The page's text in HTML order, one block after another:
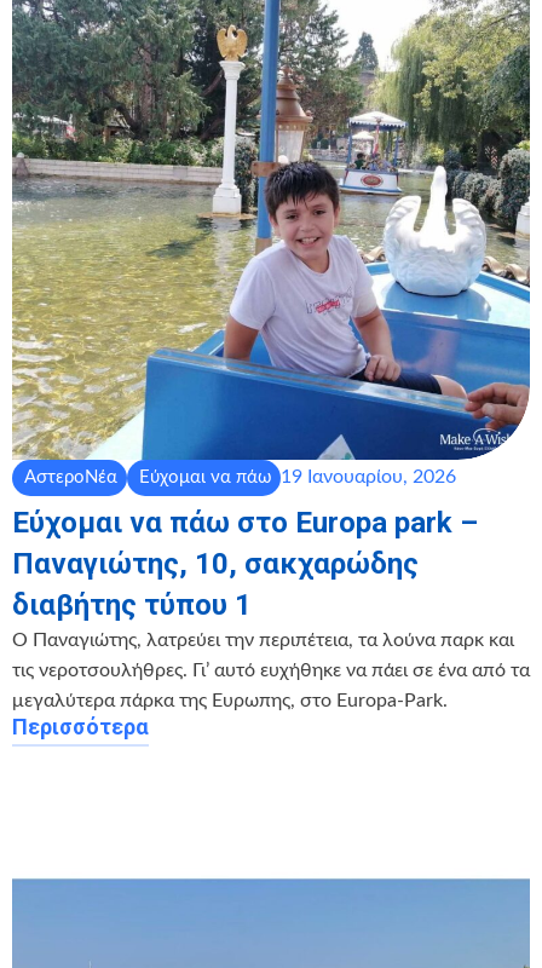
ΑστεροΝέα Εύχομαι να πάω 19 Ιανουαρίου, 2026
Εύχομαι να πάω στο Europa park –
Παναγιώτης, 10, σακχαρώδης
διαβήτης τύπου 1
Ο Παναγιώτης, λατρεύει την περιπέτεια, τα λούνα παρκ και
τις νεροτσουλήθρες. Γι’ αυτό ευχήθηκε να πάει σε ένα από τα
μεγαλύτερα πάρκα της Ευρωπης, στο Europa-Park.
Περισσότερα